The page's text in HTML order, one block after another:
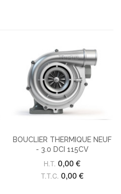
BOUCLIER THERMIQUE NEUF
- 3.0 DCI 115CV
H.T. 0,00 €
T.T.C. 0,00 €